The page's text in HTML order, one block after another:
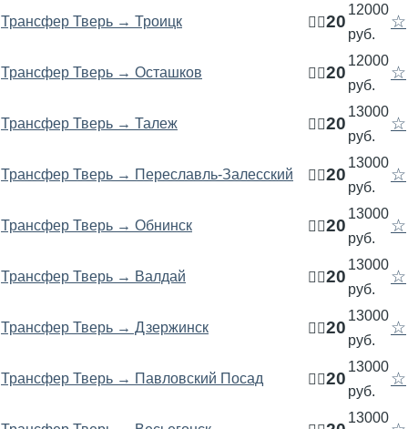
Трансфер Тверь → Троицк 🧍‍♂️20
12000
руб.
☆
Трансфер Тверь → Осташков 🧍‍♂️20
12000
руб.
☆
Трансфер Тверь → Талеж 🧍‍♂️20
13000
руб.
☆
Трансфер Тверь → Переславль-Залесский 🧍‍♂️20
13000
руб.
☆
Трансфер Тверь → Обнинск 🧍‍♂️20
13000
руб.
☆
Трансфер Тверь → Валдай 🧍‍♂️20
13000
руб.
☆
Трансфер Тверь → Дзержинск 🧍‍♂️20
13000
руб.
☆
Трансфер Тверь → Павловский Посад 🧍‍♂️20
13000
руб.
☆
13000